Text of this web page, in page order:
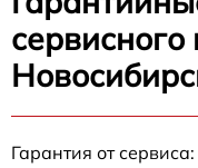
сервисного
Гарантия от